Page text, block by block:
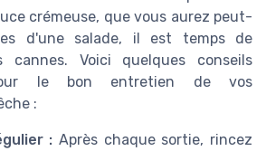
crémeuse, que vous aurez peut-
d'une salade, il est temps de
cannes. Voici quelques conseils
le bon entretien de vos
:
: Après chaque sortie, rincez